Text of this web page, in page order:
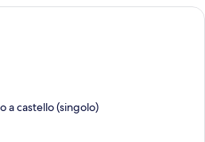
Una camera d'albergo moderna con
a castello (singolo)